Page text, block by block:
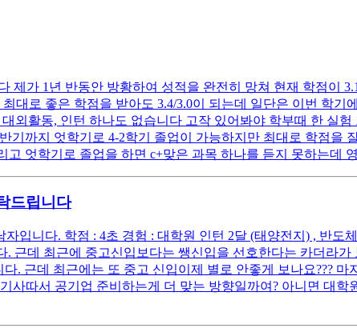
제가 1년 반동안 방황하여 성적을 완전히 망쳐 현재 학점이
대로 좋은 학점을 받아도 3.4/3.0이 되는데 일단은 이번 학
외활동, 인턴 하나도 없습니다 고작 있어봐야 학부때 한 실
기까지 엇학기로 4-2학기 졸업이 가능하지만 최대로 학점을
엇학기로 졸업을 하면 c+맞은 과목 하나를 듣지 못하는데
드립니다
입니다. 학점 : 4초 경험 : 대학원 인턴 2달 (태양전지) , 반도
근데 최근에 중고신입보다는 쌩신입을 선호한다는 카더라
. 근데 최근에는 또 중고 신입이제 별로 안좋게 보나요???
사따서 공기업 준비하는게 더 맞는 방향일까여? 아니면 대